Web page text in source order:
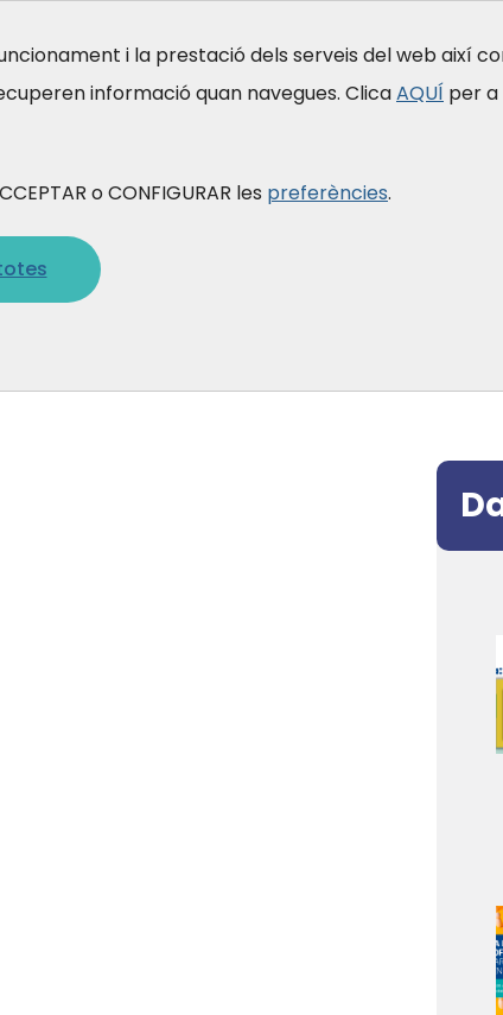
i la prestació dels serveis del web així
informació quan navegues. ClicaAQUÍ per
o CONFIGURAR les preferències.
Què fem A qui